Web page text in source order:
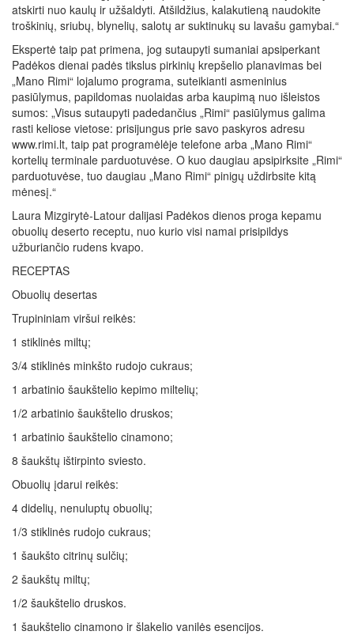
atskirti nuo kaulų ir užšaldyti. Atšildžius, kalakutieną naudokite
troškinių, sriubų, blynelių, salotų ar suktinukų su lavašu gamybai.“
Ekspertė taip pat primena, jog sutaupyti sumaniai apsiperkant
Padėkos dienai padės tikslus pirkinių krepšelio planavimas bei
„Mano Rimi“ lojalumo programa, suteikianti asmeninius
pasiūlymus, papildomas nuolaidas arba kaupimą nuo išleistos
sumos: „Visus sutaupyti padedančius „Rimi“ pasiūlymus galima
rasti keliose vietose: prisijungus prie savo paskyros adresu
www.rimi.lt, taip pat programėlėje telefone arba „Mano Rimi“
kortelių terminale parduotuvėse. O kuo daugiau apsipirksite „Rimi“
parduotuvėse, tuo daugiau „Mano Rimi“ pinigų uždirbsite kitą
mėnesį.“
Laura Mizgirytė-Latour dalijasi Padėkos dienos proga kepamu
obuolių deserto receptu, nuo kurio visi namai prisipildys
užburiančio rudens kvapo.
RECEPTAS
Obuolių desertas
Trupininiam viršui reikės:
1 stiklinės miltų;
3/4 stiklinės minkšto rudojo cukraus;
1 arbatinio šaukštelio kepimo miltelių;
1/2 arbatinio šaukštelio druskos;
1 arbatinio šaukštelio cinamono;
8 šaukštų ištirpinto sviesto.
Obuolių įdarui reikės:
4 didelių, nenuluptų obuolių;
1/3 stiklinės rudojo cukraus;
1 šaukšto citrinų sulčių;
2 šaukštų miltų;
1/2 šaukštelio druskos.
1 šaukštelio cinamono ir šlakelio vanilės esencijos.